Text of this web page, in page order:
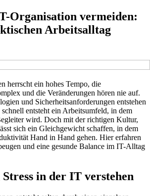
Organisation vermeiden:
Arbeitsalltag
herrscht ein hohes Tempo, die
und die Veränderungen hören nie auf.
und Sicherheitsanforderungen entstehen
entsteht ein Arbeitsumfeld, in dem
wird. Doch mit der richtigen Kultur,
sich ein Gleichgewicht schaffen, in dem
Hand in Hand gehen. Hier erfahren
und eine gesunde Balance im IT-Alltag
in der IT verstehen